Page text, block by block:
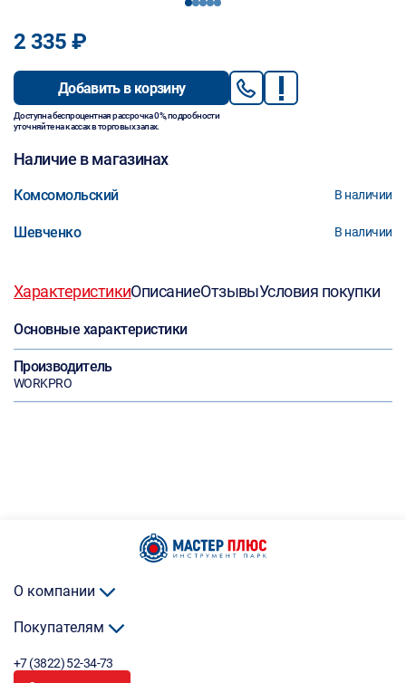
12345
2 335 ₽
Добавить в корзину
Доступна беспроцентная рассрочка 0%, подробности
уточняйте на кассах в торговых залах.
Наличие в магазинах
Комсомольский В наличии
Шевченко В наличии
ХарактеристикиОписаниеОтзывыУсловия покупки
Основные характеристики
Производитель
WORKPRO
О компании
Покупателям
+7 (3822) 52-34-73